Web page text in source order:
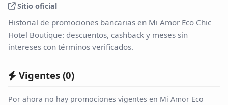
Calculadoras
Sitio oficial
Historial de promociones bancarias en Mi Amor Eco Chic
Hotel Boutique: descuentos, cashback y meses sin
intereses con términos verificados.
Vigentes (0)
Por ahora no hay promociones vigentes en Mi Amor Eco